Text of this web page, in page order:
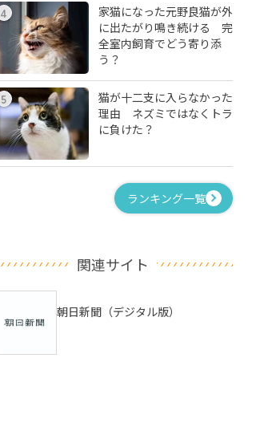
4
家猫になった元野良猫が外
に出たがり鳴き続ける 完
全室内飼育でどう寄り添
う？
5
猫が十二支に入らなかった
理由 ネズミではなくトラ
に負けた？
ランキング一覧
関連サイト
朝日新聞（デジタル版）